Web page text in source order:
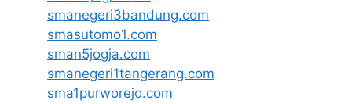
smanegeri3bandung.com
smasutomo1.com
sman5jogja.com
smanegeri1tangerang.com
sma1purworejo.com